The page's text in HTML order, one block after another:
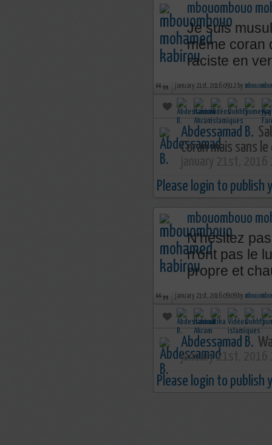
mbouombouo
Je suis
même coran
raciste en
january 21st, 2016 09:12 by
Abdessamad B.
Coran mais sans
Please login to publish
mbouombouo
N'hésitez
n'ont pas le
propre et
january 21st, 2016 09:09 by
Abdessamad B.
january 21st, 2016
Please login to publish